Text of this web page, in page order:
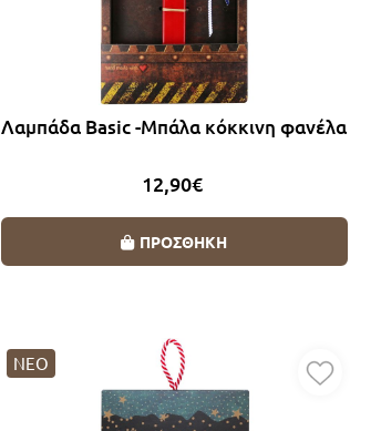
Λαμπάδα Basic -Μπάλα κόκκινη φανέλα
12,90€
ΠΡΟΣΘΗΚΗ
ΝΕΟ